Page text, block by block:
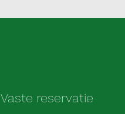
Vaste reservatie